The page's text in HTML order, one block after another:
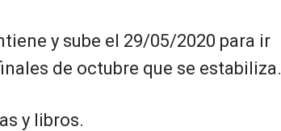
y sube el 29/05/2020 para ir
de octubre que se estabiliza.
y libros.